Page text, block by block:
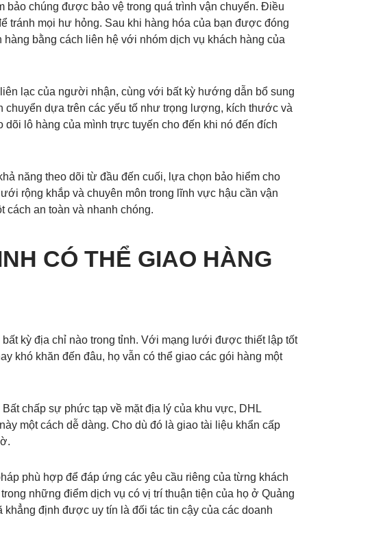
chúng được bảo vệ trong quá trình vận chuyển. Điều
tránh mọi hư hỏng. Sau khi hàng hóa của bạn được đóng
bằng cách liên hệ với nhóm dịch vụ khách hàng của
lạc của người nhận, cùng với bất kỳ hướng dẫn bổ sung
chuyển dựa trên các yếu tố như trọng lượng, kích thước và
lô hàng của mình trực tuyến cho đến khi nó đến đích
năng theo dõi từ đầu đến cuối, lựa chọn bảo hiểm cho
rộng khắp và chuyên môn trong lĩnh vực hậu cần vận
cách an toàn và nhanh chóng.
CÓ THỂ GIAO HÀNG
kỳ địa chỉ nào trong tỉnh. Với mạng lưới được thiết lập tốt
khó khăn đến đâu, họ vẫn có thể giao các gói hàng một
chấp sự phức tạp về mặt địa lý của khu vực, DHL
một cách dễ dàng. Cho dù đó là giao tài liệu khẩn cấp
phù hợp để đáp ứng các yêu cầu riêng của từng khách
những điểm dịch vụ có vị trí thuận tiện của họ ở Quảng
định được uy tín là đối tác tin cậy của các doanh